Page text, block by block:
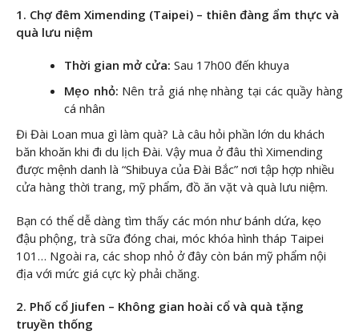
1. Chợ đêm Ximending (Taipei) – thiên đàng ẩm thực và
quà lưu niệm
Thời gian mở cửa: Sau 17h00 đến khuya
Mẹo nhỏ: Nên trả giá nhẹ nhàng tại các quầy hàng
cá nhân
Đi Đài Loan mua gì làm quà? Là câu hỏi phần lớn du khách
băn khoăn khi đi du lịch Đài. Vậy mua ở đâu thì Ximending
được mệnh danh là “Shibuya của Đài Bắc” nơi tập hợp nhiều
cửa hàng thời trang, mỹ phẩm, đồ ăn vặt và quà lưu niệm.
Bạn có thể dễ dàng tìm thấy các món như bánh dứa, kẹo
đậu phộng, trà sữa đóng chai, móc khóa hình tháp Taipei
101… Ngoài ra, các shop nhỏ ở đây còn bán mỹ phẩm nội
địa với mức giá cực kỳ phải chăng.
2. Phố cổ Jiufen – Không gian hoài cổ và quà tặng
truyền thống